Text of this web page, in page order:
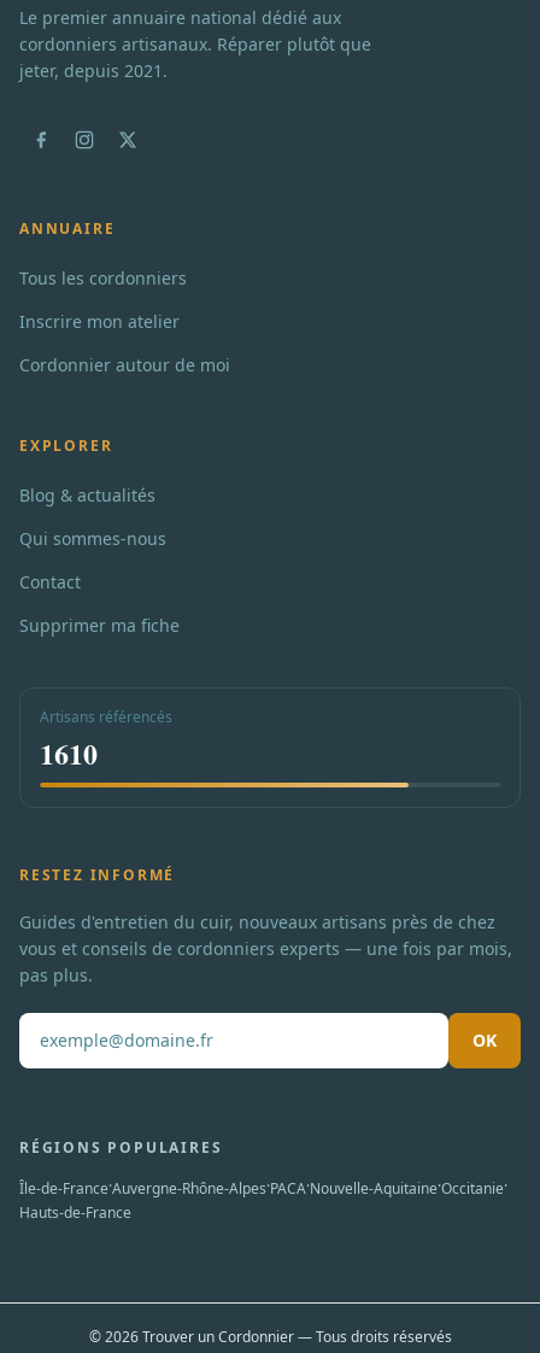
Le premier annuaire national dédié aux
cordonniers artisanaux. Réparer plutôt que
jeter, depuis 2021.
ANNUAIRE
Tous les cordonniers
Inscrire mon atelier
Cordonnier autour de moi
EXPLORER
Blog & actualités
Qui sommes-nous
Contact
Supprimer ma fiche
Artisans référencés
1610
RESTEZ INFORMÉ
Guides d'entretien du cuir, nouveaux artisans près de chez
vous et conseils de cordonniers experts — une fois par mois,
pas plus.
OK
RÉGIONS POPULAIRES
Île-de-France·Auvergne-Rhône-Alpes·PACA·Nouvelle-Aquitaine·Occitanie·
Hauts-de-France
© 2026 Trouver un Cordonnier — Tous droits réservés